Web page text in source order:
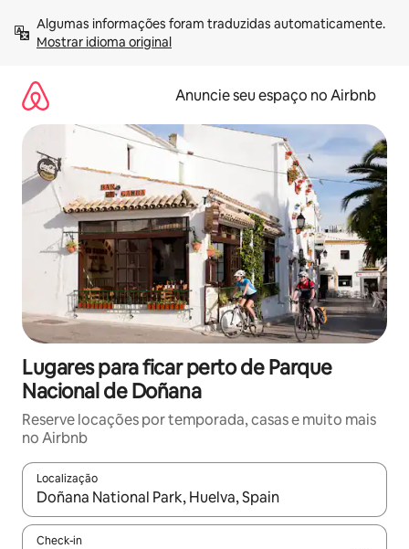
para
Mostrar idioma original
Anuncie seu espaço no Airbnb
Lugares para ficar perto de Parque
Nacional de Doñana
Reserve locações por temporada, casas e muito mais
no Airbnb
Localização
Quando os resultados estiverem disponíveis, explore-os
Check-in